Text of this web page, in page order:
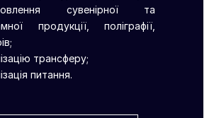
сувенірної та
продукції, поліграфії,
трансферу;
питання.